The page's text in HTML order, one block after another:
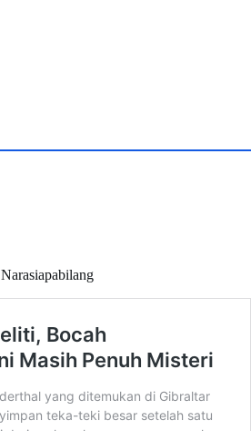
Narasiapabilang